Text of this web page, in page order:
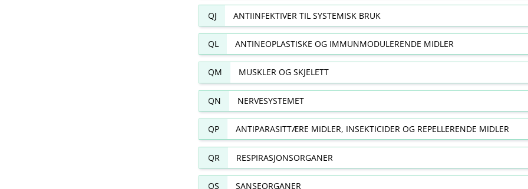
QJ ANTIINFEKTIVER TIL SYSTEMISK BRUK
QL ANTINEOPLASTISKE OG IMMUNMODULERENDE MIDLER
QM MUSKLER OG SKJELETT
QN NERVESYSTEMET
QP ANTIPARASITTÆRE MIDLER, INSEKTICIDER OG REPELLERENDE MIDLER
QR RESPIRASJONSORGANER
QS SANSEORGANER